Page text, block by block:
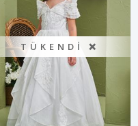
TÜKENDI ❌